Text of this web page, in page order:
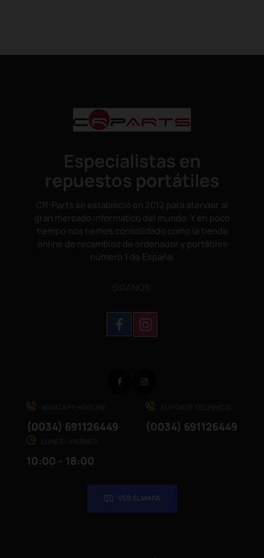
Especialistas en
repuestos portátiles
CR-Parts se estableció en 2012 para atender al
gran mercado informático del mundo. Y en poco
tiempo nos hemos consolidado como la tienda
online de recambios de ordenador y portátiles
número 1 de España.
(0034) 691126449 (0034) 691126449
10:00 - 18:00
VER EL MAPA
Facebook